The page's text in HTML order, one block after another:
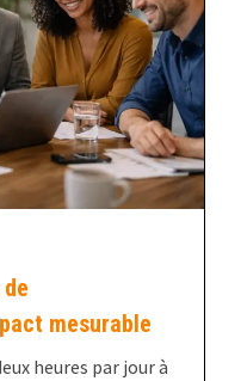
mesurable
heures par jour à